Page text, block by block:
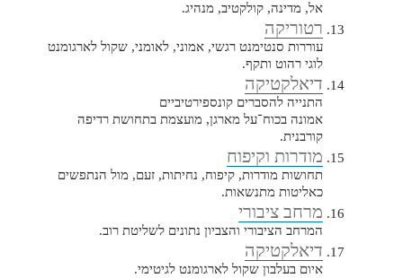
אל, מדינה, קולקטיב, מנהיג.
רטוריקה
עוררות סנטימנט רגשי, אמוני, לאומני, שקול לארגומנט
לוגי רהוט ותקף.
דיאלקטיקה
התנייה להסברים קונספירטיביים
אמונה בכוח־על מארגן, מועצמת בתחושת רדיפה
קורבנית.
מודרות וקיפוח
תחושות מודרות, קיפוח, נחיתות, זעם, מול הנתפשים
כאליטות מתנשאות.
מרחב ציבורי
המרחב הציבורי והצביון נתונים לשליטת רוב.
דיאלקטיקה
איום בעלבון שקול לארגומנט לגיטימי.